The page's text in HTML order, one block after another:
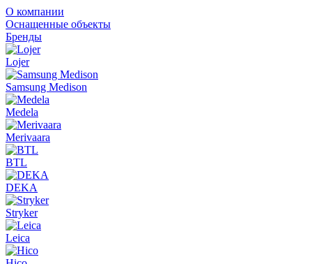
О компании
Оснащенные объекты
Бренды
Lojer
Samsung Medison
Medela
Merivaara
BTL
DEKA
Stryker
Leica